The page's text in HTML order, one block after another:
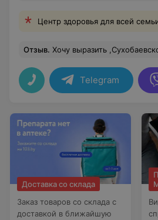
Центр здоровья для всей
Отзыв. Хочу выразить ,Сухобаевскому Павлу Владимировичу ,свою огромную благодарность за колоссальную помощь, за отзывчивость, за
Telegram
Доставка со склада
Заказ товаров со склада с
доставкой в ближайшую